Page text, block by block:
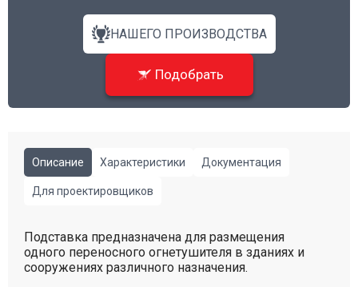
НАШЕГО ПРОИЗВОДСТВА
Подобрать
Описание Характеристики Документация
Для проектировщиков
Подставка предназначена для размещения
одного переносного огнетушителя в зданиях и
сооружениях различного назначения.